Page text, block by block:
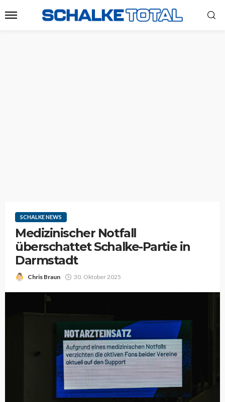
SCHALKE NEWS
Medizinischer Notfall
überschattet Schalke-Partie in
Darmstadt
Chris Braun 30. Oktober 2025